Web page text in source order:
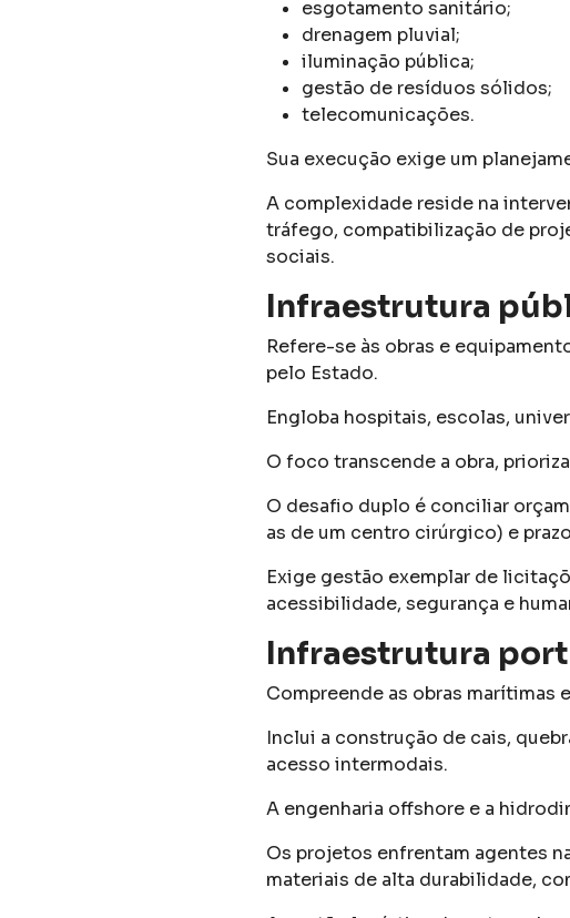
esgotamento sanitário;
drenagem pluvial;
iluminação pública;
gestão de resíduos sólidos;
telecomunicações.
Sua execução exige um
A complexidade reside na
tráfego, compatibilização de
sociais.
Infraestrutura
Refere-se às obras e
pelo Estado.
Engloba hospitais, escolas,
O foco transcende a obra,
O desafio duplo é conciliar
as de um centro cirúrgico) e
Exige gestão exemplar de
acessibilidade, segurança e
Infraestrutura
Compreende as obras marítimas
Inclui a construção de cais,
acesso intermodais.
A engenharia offshore e a
Os projetos enfrentam agentes
materiais de alta durabilidade,